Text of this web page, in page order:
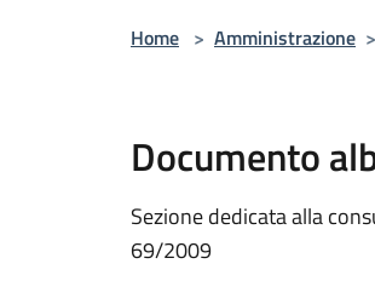
Home > Amministrazione >
Documento
Sezione dedicata alla
69/2009